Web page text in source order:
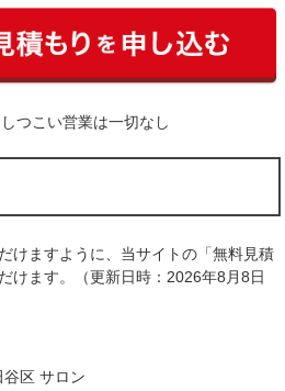
つこい営業は一切なし
けますように、当サイトの「無料見積
けます。（更新日時：2026年8月8日
区 サロン